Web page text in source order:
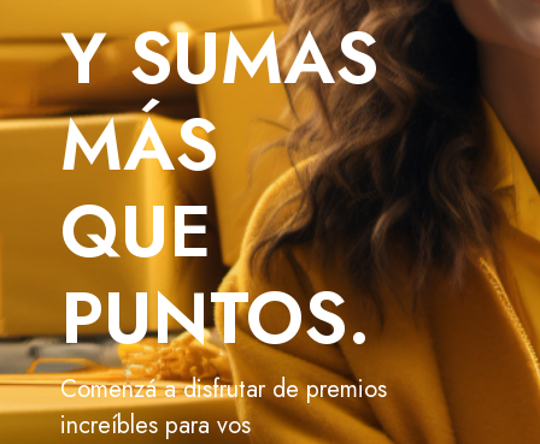
Y SUMAS
MÁS
QUE
PUNTOS.
Comenzá a disfrutar de premios
increíbles para vos